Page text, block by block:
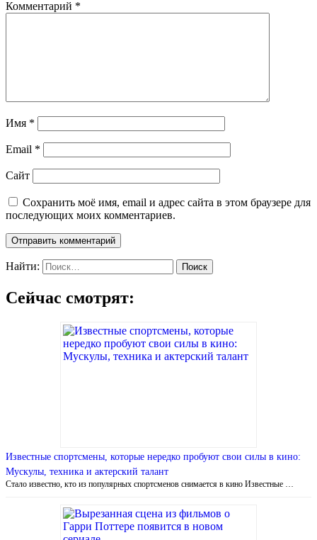
Комментарий *
Имя *
Email *
Сайт
Сохранить моё имя, email и адрес сайта в этом браузере для
последующих моих комментариев.
Найти:
Сейчас смотрят:
Известные спортсмены, которые нередко пробуют свои силы в кино:
Мускулы, техника и актерский талант
Стало известно, кто из популярных спортсменов снимается в кино Известные …